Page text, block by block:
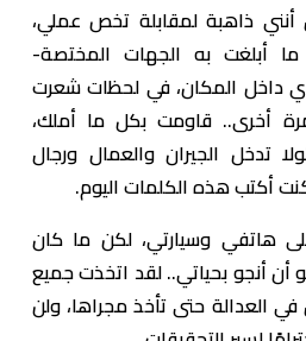
ذاهبة لمقابلة تخص عملي،
أبلغت به الجهات المختصة-
داخل المكان، في لحظات شعرت
أخرى.. قاومت بكل ما أملك،
تدخل الجيران والعمال ورجال
أكتب هذه الكلمات اليوم.
هاتفي وسيارتي، لكن ما كان
أنجو بحياتي.. لقد اتخذت جميع
في العدالة حتى تأخذ مجراها، ولن